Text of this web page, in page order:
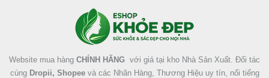
Website mua hàng CHÍNH HÃNG với giá tại kho Nhà Sản Xuất. Đối tác
cùng Dropii, Shopeevà các Nhãn Hàng, Thương Hiệu uy tín, nổi tiếng